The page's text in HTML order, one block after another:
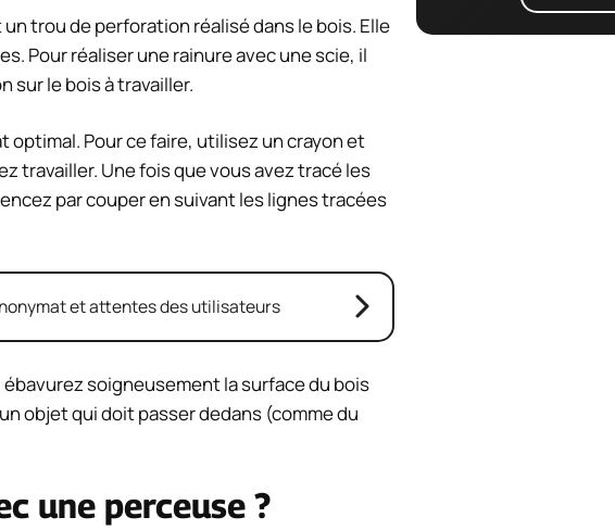
trou de perforation réalisé dans le bois. Elle
Pour réaliser une rainure avec une scie, il
sur le bois à travailler.
Pour ce faire, utilisez un crayon et
travailler. Une fois que vous avez tracé les
par couper en suivant les lignes tracées
et attentes des utilisateurs
soigneusement la surface du bois
objet qui doit passer dedans (comme du
une perceuse ?